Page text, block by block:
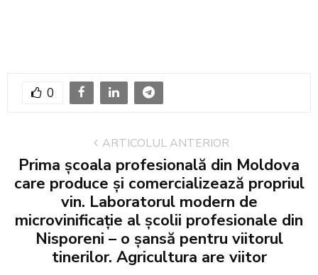
0
ARTICOLUL ANTERIOR
Prima școala profesională din Moldova
care produce și comercializează propriul
vin. Laboratorul modern de
microvinificație al școlii profesionale din
Nisporeni – o șansă pentru viitorul
tinerilor. Agricultura are viitor